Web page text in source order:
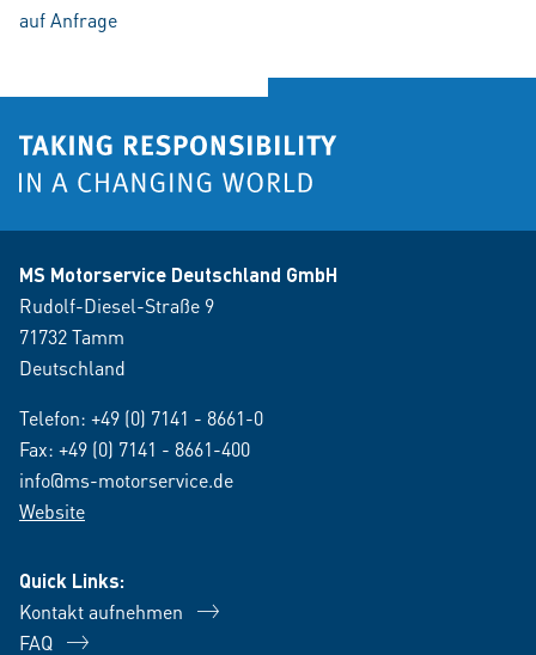
auf Anfrage
MS Motorservice Deutschland GmbH
Rudolf-Diesel-Straße 9
71732 Tamm
Deutschland
Telefon: +49 (0) 7141 - 8661-0
Fax: +49 (0) 7141 - 8661-400
info@ms-motorservice.de
Website
Quick Links:
Kontakt aufnehmen
FAQ